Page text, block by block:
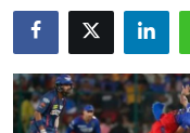
World
Astrology
Spirituality